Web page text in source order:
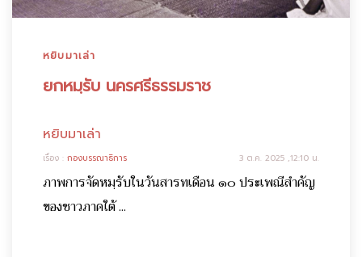
หยิบมาเล่า
ยกหมฺรับ นครศรีธรรมราช
หยิบมาเล่า
เรื่อง : กองบรรณาธิการ 3 ต.ค. 2025 ,12:10 น.
ภาพการจัดหมฺรับในวันสารทเดือน ๑๐ ประเพณีสำคัญ
ของชาวภาคใต้ ...